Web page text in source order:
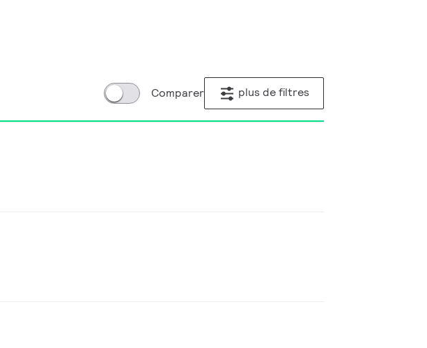
Comparer plus de filtres